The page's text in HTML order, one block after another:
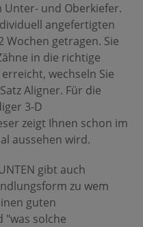
und Oberkiefer.
angefertigten
Wochen getragen. Sie
in die richtige
wechseln Sie
Aligner. Für die
3-D
zeigt Ihnen schon im
aussehen wird.
gibt auch
zu wem
guten
solche